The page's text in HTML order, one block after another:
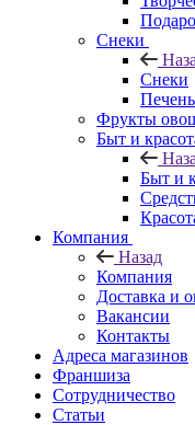
Снеки
Снеки
Фрукты
Быт и
Быт и
Компания
Назад
Компания
Доставка и
Вакансии
Контакты
Адреса магазинов
Франшиза
Сотрудничество
Статьи